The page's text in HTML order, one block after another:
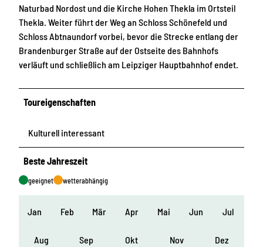
Naturbad Nordost und die Kirche Hohen Thekla im Ortsteil
Thekla. Weiter führt der Weg an Schloss Schönefeld und
Schloss Abtnaundorf vorbei, bevor die Strecke entlang der
Brandenburger Straße auf der Ostseite des Bahnhofs
verläuft und schließlich am Leipziger Hauptbahnhof endet.
Toureigenschaften
Kulturell interessant
Beste Jahreszeit
geeignet wetterabhängig
Jan Feb Mär Apr Mai Jun Jul
Aug Sep Okt Nov Dez